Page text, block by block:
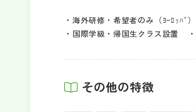
海外研修・希望者のみ（ﾖｰﾛｯﾊﾟ）
国際学級・帰国生クラス設置
その他の特徴